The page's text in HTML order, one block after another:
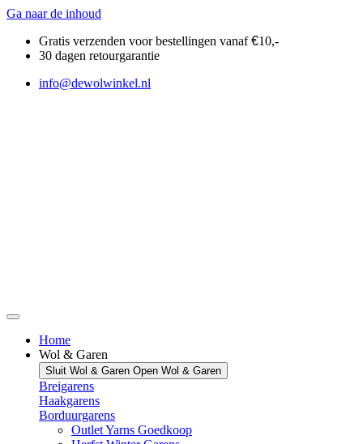
Ga naar de inhoud
Gratis verzenden voor bestellingen vanaf€10,-
30 dagen retourgarantie
info@dewolwinkel.nl
Home
Wol & Garen
Sluit Wol & Garen Open Wol & Garen
Breigarens
Haakgarens
Borduurgarens
Outlet Yarns Goedkoop